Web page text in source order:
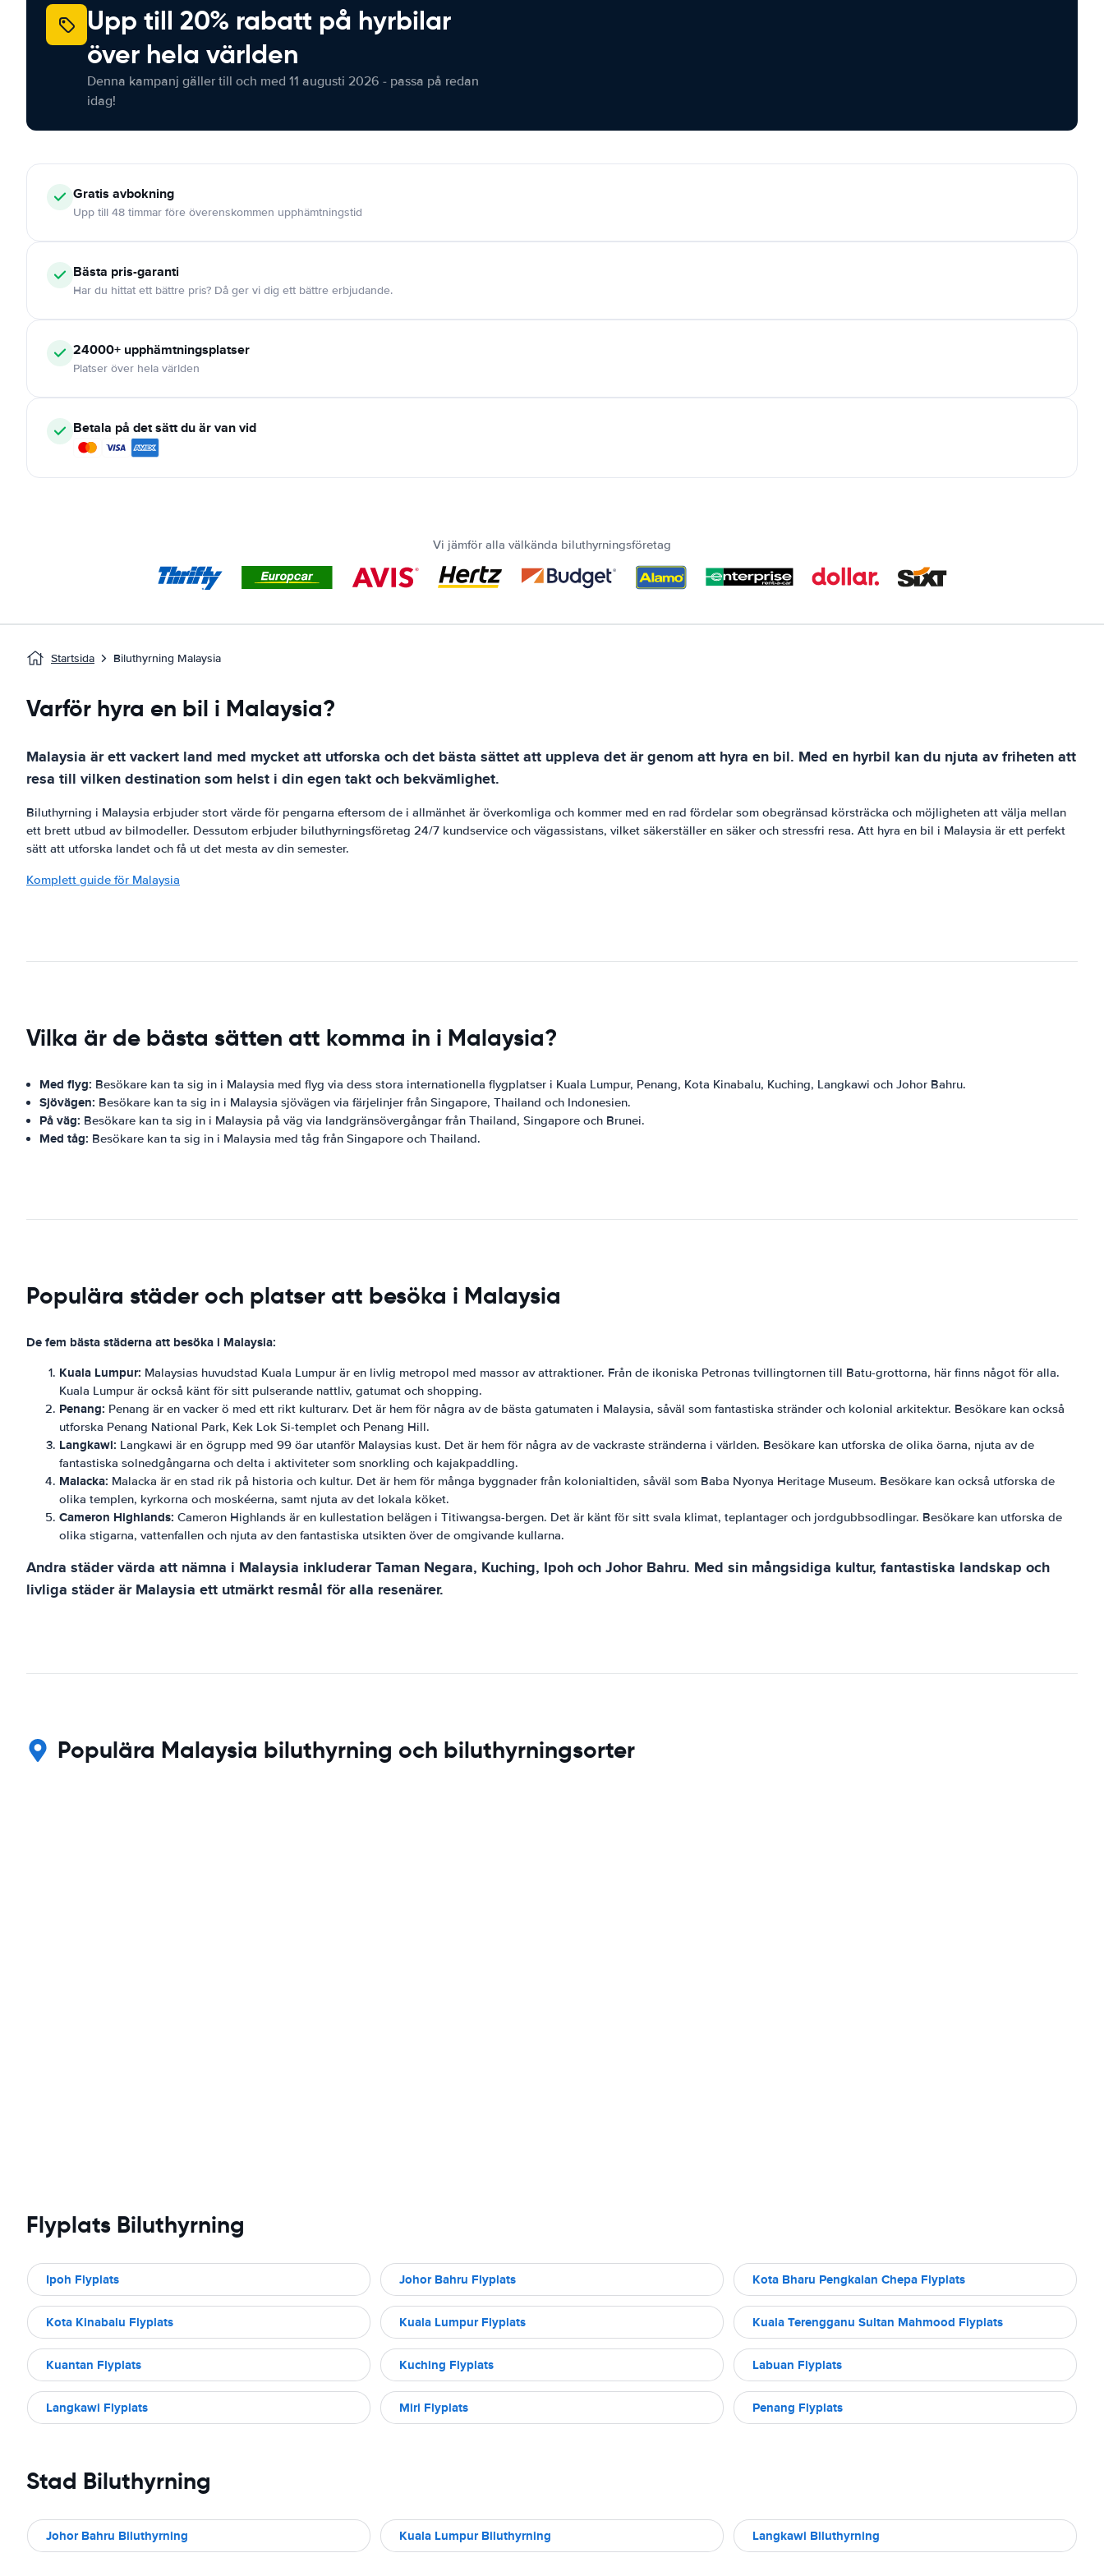
Upp till 20% rabatt på hyrbilar
över hela världen
Denna kampanj gäller till och med 11 augusti 2026 - passa på redan
idag!
Gratis avbokning
Upp till 48 timmar före överenskommen upphämtningstid
Bästa pris-garanti
Har du hittat ett bättre pris? Då ger vi dig ett bättre erbjudande.
24000+ upphämtningsplatser
Platser över hela världen
Betala på det sätt du är van vid
Vi jämför alla välkända biluthyrningsföretag
Startsida Biluthyrning Malaysia
Varför hyra en bil i Malaysia?
Malaysia är ett vackert land med mycket att utforska och det bästa sättet att uppleva det är genom att hyra en bil. Med en hyrbil kan du njuta av friheten att
resa till vilken destination som helst i din egen takt och bekvämlighet.
Biluthyrning i Malaysia erbjuder stort värde för pengarna eftersom de i allmänhet är överkomliga och kommer med en rad fördelar som obegränsad körsträcka och möjligheten att välja mellan
ett brett utbud av bilmodeller. Dessutom erbjuder biluthyrningsföretag 24/7 kundservice och vägassistans, vilket säkerställer en säker och stressfri resa. Att hyra en bil i Malaysia är ett perfekt
sätt att utforska landet och få ut det mesta av din semester.
Komplett guide för Malaysia
Vilka är de bästa sätten att komma in i Malaysia?
Med flyg: Besökare kan ta sig in i Malaysia med flyg via dess stora internationella flygplatser i Kuala Lumpur, Penang, Kota Kinabalu, Kuching, Langkawi och Johor Bahru.
Sjövägen: Besökare kan ta sig in i Malaysia sjövägen via färjelinjer från Singapore, Thailand och Indonesien.
På väg: Besökare kan ta sig in i Malaysia på väg via landgränsövergångar från Thailand, Singapore och Brunei.
Med tåg: Besökare kan ta sig in i Malaysia med tåg från Singapore och Thailand.
Populära städer och platser att besöka i Malaysia
De fem bästa städerna att besöka i Malaysia:
Kuala Lumpur: Malaysias huvudstad Kuala Lumpur är en livlig metropol med massor av attraktioner. Från de ikoniska Petronas tvillingtornen till Batu-grottorna, här finns något för alla.
Kuala Lumpur är också känt för sitt pulserande nattliv, gatumat och shopping.
Penang: Penang är en vacker ö med ett rikt kulturarv. Det är hem för några av de bästa gatumaten i Malaysia, såväl som fantastiska stränder och kolonial arkitektur. Besökare kan också
utforska Penang National Park, Kek Lok Si-templet och Penang Hill.
Langkawi: Langkawi är en ögrupp med 99 öar utanför Malaysias kust. Det är hem för några av de vackraste stränderna i världen. Besökare kan utforska de olika öarna, njuta av de
fantastiska solnedgångarna och delta i aktiviteter som snorkling och kajakpaddling.
Malacka: Malacka är en stad rik på historia och kultur. Det är hem för många byggnader från kolonialtiden, såväl som Baba Nyonya Heritage Museum. Besökare kan också utforska de
olika templen, kyrkorna och moskéerna, samt njuta av det lokala köket.
Cameron Highlands: Cameron Highlands är en kullestation belägen i Titiwangsa-bergen. Det är känt för sitt svala klimat, teplantager och jordgubbsodlingar. Besökare kan utforska de
olika stigarna, vattenfallen och njuta av den fantastiska utsikten över de omgivande kullarna.
Andra städer värda att nämna i Malaysia inkluderar Taman Negara, Kuching, Ipoh och Johor Bahru. Med sin mångsidiga kultur, fantastiska landskap och
livliga städer är Malaysia ett utmärkt resmål för alla resenärer.
Populära Malaysia biluthyrning och biluthyrningsorter
Flyplats Biluthyrning
Ipoh Flyplats Johor Bahru Flyplats Kota Bharu Pengkalan Chepa Flyplats
Kota Kinabalu Flyplats Kuala Lumpur Flyplats Kuala Terengganu Sultan Mahmood Flyplats
Kuantan Flyplats Kuching Flyplats Labuan Flyplats
Langkawi Flyplats Miri Flyplats Penang Flyplats
Stad Biluthyrning
Johor Bahru Biluthyrning Kuala Lumpur Biluthyrning Langkawi Biluthyrning